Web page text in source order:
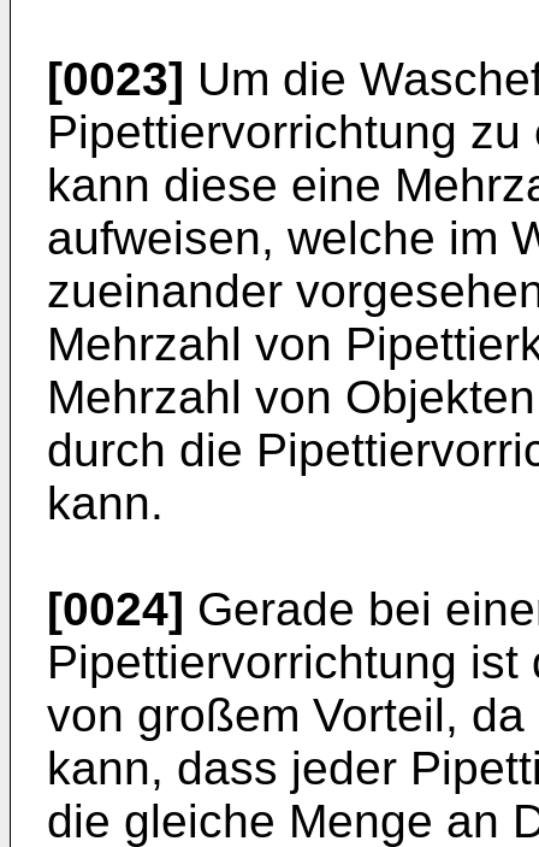
[0023] Um die
Pipettiervorrichtung zu
kann diese eine
aufweisen, welche im
zueinander
Mehrzahl von
Mehrzahl von
durch die
kann.
[0024] Gerade bei
Pipettiervorrichtung
von großem Vorteil,
kann, dass jeder
die gleiche Menge an